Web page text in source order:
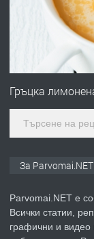
Гръцка
За Parvomai.NET
Parvomai.NET е
Всички статии,
графични и видео